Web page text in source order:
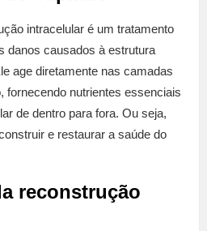
intracelular é um tratamento
danos causados ​​à estrutura
age diretamente nas camadas
fornecendo nutrientes essenciais
de dentro para fora. Ou seja,
e restaurar a saúde do
reconstrução